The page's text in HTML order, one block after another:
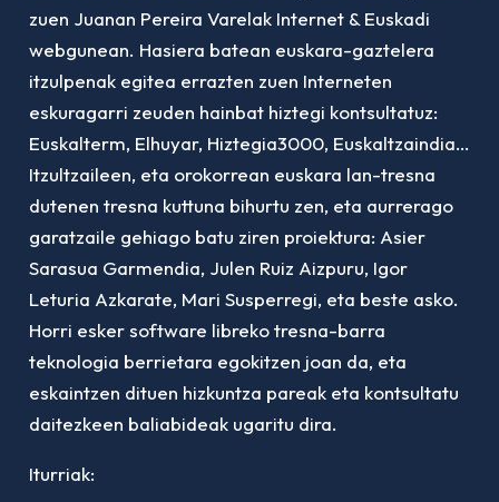
zuen Juanan Pereira Varelak Internet & Euskadi
webgunean. Hasiera batean euskara-gaztelera
itzulpenak egitea errazten zuen Interneten
eskuragarri zeuden hainbat hiztegi kontsultatuz:
Euskalterm, Elhuyar, Hiztegia3000, Euskaltzaindia…
Itzultzaileen, eta orokorrean euskara lan-tresna
dutenen tresna kuttuna bihurtu zen, eta aurrerago
garatzaile gehiago batu ziren proiektura: Asier
Sarasua Garmendia, Julen Ruiz Aizpuru, Igor
Leturia Azkarate, Mari Susperregi, eta beste asko.
Horri esker software libreko tresna-barra
teknologia berrietara egokitzen joan da, eta
eskaintzen dituen hizkuntza pareak eta kontsultatu
daitezkeen baliabideak ugaritu dira.
Iturriak: